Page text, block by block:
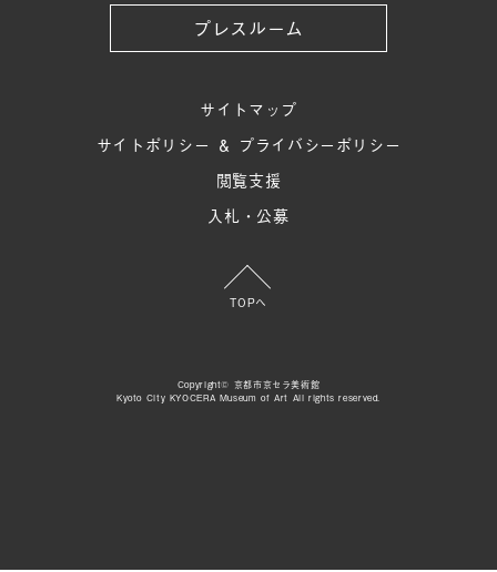
プレスルーム
サイトマップ
サイトポリシー ＆ プライバシーポリシー
閲覧支援
入札・公募
TOPへ
Copyright© 京都市京セラ美術館
Kyoto City KYOCERA Museum of Art All rights reserved.